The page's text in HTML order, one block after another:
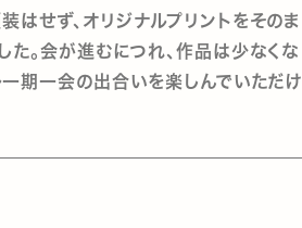
せず、オリジナルプリントをそのま
。会が進むにつれ、作品は少なくな
期一会の出合いを楽しんでいただけ